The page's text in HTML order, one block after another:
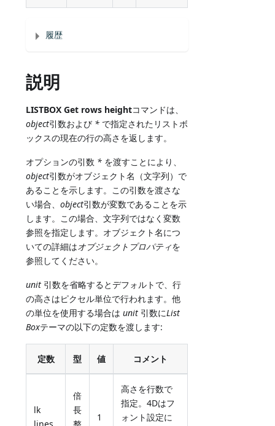
履歴
説明
LISTBOX Get rows heightコマンドは、
object引数および * で指定されたリストボ
ックスの現在の行の高さを返します。
オプションの引数 * を渡すことにより、
object引数がオブジェクト名（文字列）で
あることを示します。この引数を渡さな
い場合、object引数が変数であることを示
します。この場合、文字列ではなく変数
参照を指定します。オブジェクト名につ
いての詳細はオブジェクトプロパティを
参照してください。
unit 引数を省略するとデフォルトで、行
の高さはピクセル単位で行われます。他
の単位を使用する場合はunit 引数にList
Boxテーマの以下の定数を渡します:
定数 型 値 コメント
lk
倍
長
1
高さを行数で
指定。4Dはフ
ォント設定に